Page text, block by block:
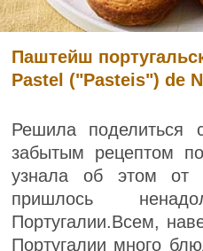
Паштейш
Pastel ("Pasteis") de
Решила поделиться
забытым рецептом
узнала об этом от
пришлось
Португалии.Всем,
Португалии много